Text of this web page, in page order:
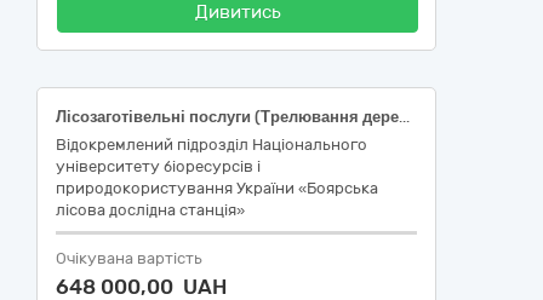
Дивитись
Лісозаготівельні послуги (Трелювання деревини та очищення лісосіки на території Плесецького лісництва
Відокремлений підрозділ Національного
університету біоресурсів і
природокористування України «Боярська
лісова дослідна станція»
Очікувана вартість
648 000,00 UAH